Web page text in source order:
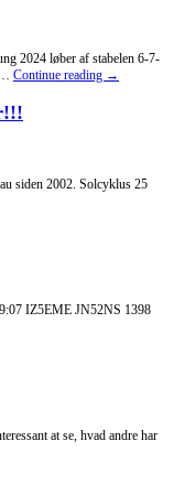
2024 løber af stabelen 6-7-
… Continue reading →
siden 2002. Solcyklus 25
IZ5EME JN52NS 1398
at se, hvad andre har